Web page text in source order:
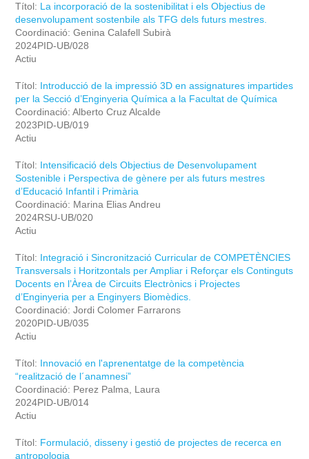
Títol: La incorporació de la sostenibilitat i els Objectius de
desenvolupament sostenbile als TFG dels futurs mestres.
Coordinació: Genina Calafell Subirà
2024PID-UB/028
Actiu
Títol: Introducció de la impressió 3D en assignatures impartides
per la Secció d’Enginyeria Química a la Facultat de Química
Coordinació: Alberto Cruz Alcalde
2023PID-UB/019
Actiu
Títol: Intensificació dels Objectius de Desenvolupament
Sostenible i Perspectiva de gènere per als futurs mestres
d’Educació Infantil i Primària
Coordinació: Marina Elias Andreu
2024RSU-UB/020
Actiu
Títol: Integració i Sincronització Curricular de COMPETÈNCIES
Transversals i Horitzontals per Ampliar i Reforçar els Continguts
Docents en l’Àrea de Circuits Electrònics i Projectes
d’Enginyeria per a Enginyers Biomèdics.
Coordinació: Jordi Colomer Farrarons
2020PID-UB/035
Actiu
Títol: Innovació en l'aprenentatge de la competència
“realització de l´anamnesi”
Coordinació: Perez Palma, Laura
2024PID-UB/014
Actiu
Títol: Formulació, disseny i gestió de projectes de recerca en
antropologia